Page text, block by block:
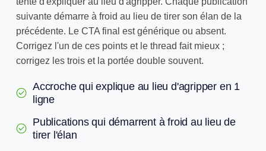
suivante démarre à froid au lieu de tirer son élan de la
précédente. Le CTA final est générique ou absent.
Corrigez l'un de ces points et le thread fait mieux ;
corrigez les trois et la portée double souvent.
Accroche qui explique au lieu d'agripper en 1
ligne
Publications qui démarrent à froid au lieu de
tirer l'élan